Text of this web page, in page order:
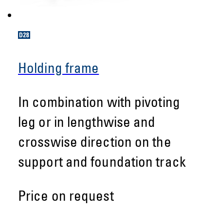
Holding frame
In combination with pivoting
leg or in lengthwise and
crosswise direction on the
support and foundation track
Price on request